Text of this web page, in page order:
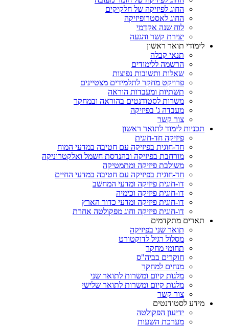
החוג לפיזיקה של חלקיקים
החוג לאסטרופיזיקה
לוח שנה אקדמי
יצירת קשר והגעה
לימודי תואר ראשון
תנאי קבלה
הרשמה ללימודים
שאלות ותשובות נפוצות
פרויקט מחקר לתלמידים מצטיינים
תשתיות ומעבדות הוראה
משרות לסטודנטים בהוראה ובמחקר
מעבדה ג' בפיזיקה
צור קשר
תכניות לימוד לתואר ראשון
פיזיקה חד-חוגית
חד-חוגית בפיזיקה עם חטיבה במדעי המוח
מורחבת בפיזיקה ובהנדסת חשמל ואלקטרוניקה
משולבת פיזיקה ומתמטיקה
חד-חוגית בפיזיקה עם חטיבה במדעי החיים
דו-חוגית פיזיקה ומדעי המחשב
דו-חוגית פיזיקה וכימיה
דו-חוגית פיזיקה ומדעי כדור הארץ
דו-חוגית פיזיקה וחוג מפקולטה אחרת
תארים מתקדמים
תואר שני בפיזיקה
מסלול רגיל לדוקטורט
תחומי מחקר
חוקרים בביה"ס
מנחים למחקר
מלגות קיום ומשרות לתואר שני
מלגות קיום ומשרות לתואר שלישי
צור קשר
מידע לסטודנטים
ידיעון הפקולטה
מערכת השעות